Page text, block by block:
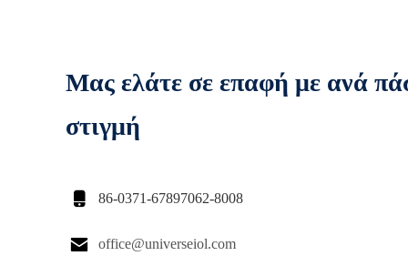
Μας ελάτε σε επαφή με ανά
στιγμή
 86-0371-67897062-8008
 office@universeiol.com